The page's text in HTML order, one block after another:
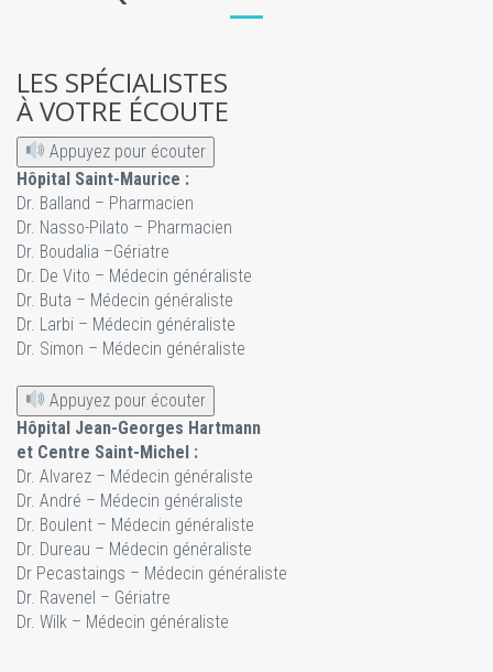
LES SPÉCIALISTES
À VOTRE ÉCOUTE
Appuyez pour écouter
Hôpital Saint-Maurice :
Dr. Balland – Pharmacien
Dr. Nasso-Pilato – Pharmacien
Dr. Boudalia –Gériatre
Dr. De Vito – Médecin généraliste
Dr. Buta – Médecin généraliste
Dr. Larbi – Médecin généraliste
Dr. Simon – Médecin généraliste
Appuyez pour écouter
Hôpital Jean-Georges Hartmann
et Centre Saint-Michel :
Dr. Alvarez – Médecin généraliste
Dr. André – Médecin généraliste
Dr. Boulent – Médecin généraliste
Dr. Dureau – Médecin généraliste
Dr Pecastaings – Médecin généraliste
Dr. Ravenel – Gériatre
Dr. Wilk – Médecin généraliste